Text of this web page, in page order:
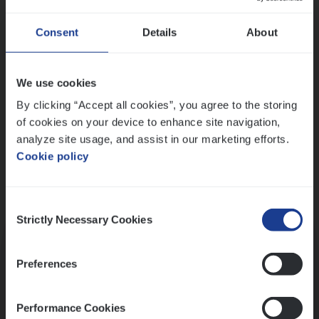
Consent Details About
We use cookies
By clicking “Accept all cookies”, you agree to the storing
of cookies on your device to enhance site navigation,
analyze site usage, and assist in our marketing efforts.
Cookie policy
Selection
Strictly Necessary Cookies
Preferences
Performance Cookies
Ons sollicitatieproces